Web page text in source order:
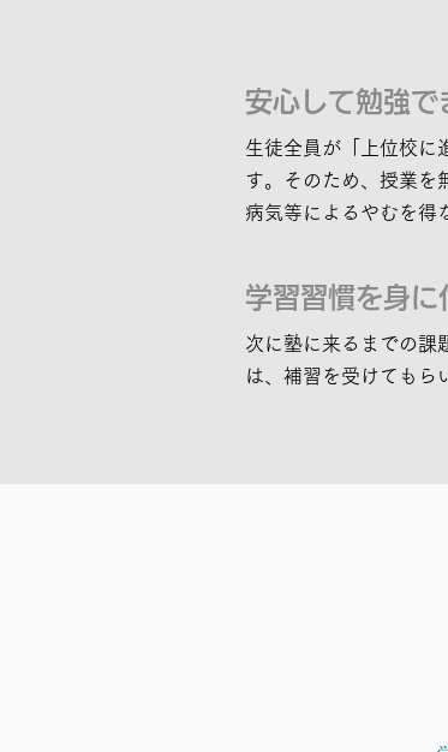
安心して勉強で
生徒全員が「上位校に
す。そのため、授業を
病気等によるやむを得
学習習慣を身に
次に塾に来るまでの課
は、補習を受けてもら